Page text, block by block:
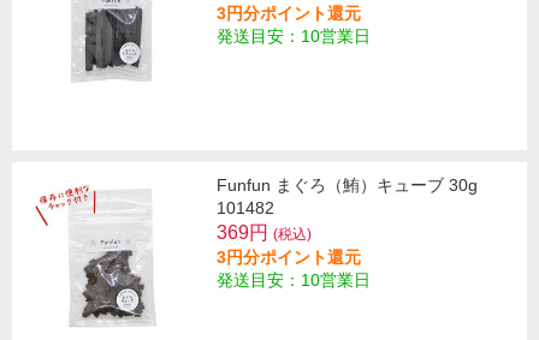
3円分ポイント還元
発送目安：10営業日
Funfun まぐろ（鮪）キューブ 30g
101482
369円 (税込)
3円分ポイント還元
発送目安：10営業日